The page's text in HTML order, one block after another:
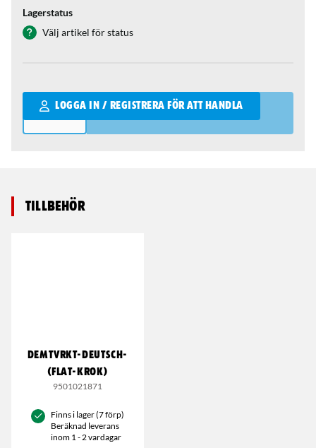
Lagerstatus
Välj artikel för status
LOGGA IN / REGISTRERA FÖR ATT HANDLA
Qantity
Tillbehör
DEMTVRKT-DEUTSCH-
(FLAT-KROK)
9501021871
Finns i lager (7 förp)
Beräknad leverans
inom 1 - 2 vardagar